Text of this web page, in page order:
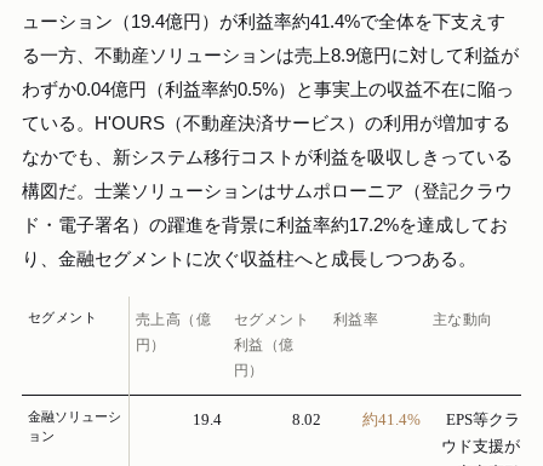
ューション（19.4億円）が利益率約41.4%で全体を下支えす
る一方、不動産ソリューションは売上8.9億円に対して利益が
わずか0.04億円（利益率約0.5%）と事実上の収益不在に陥っ
ている。H'OURS（不動産決済サービス）の利用が増加する
なかでも、新システム移行コストが利益を吸収しきっている
構図だ。士業ソリューションはサムポローニア（登記クラウ
ド・電子署名）の躍進を背景に利益率約17.2%を達成してお
り、金融セグメントに次ぐ収益柱へと成長しつつある。
セグメント
売上高（億
円）
セグメント
利益（億
円）
利益率 主な動向
金融ソリューシ
ョン
19.4 8.02 約41.4%
EPS等クラ
ウド支援が